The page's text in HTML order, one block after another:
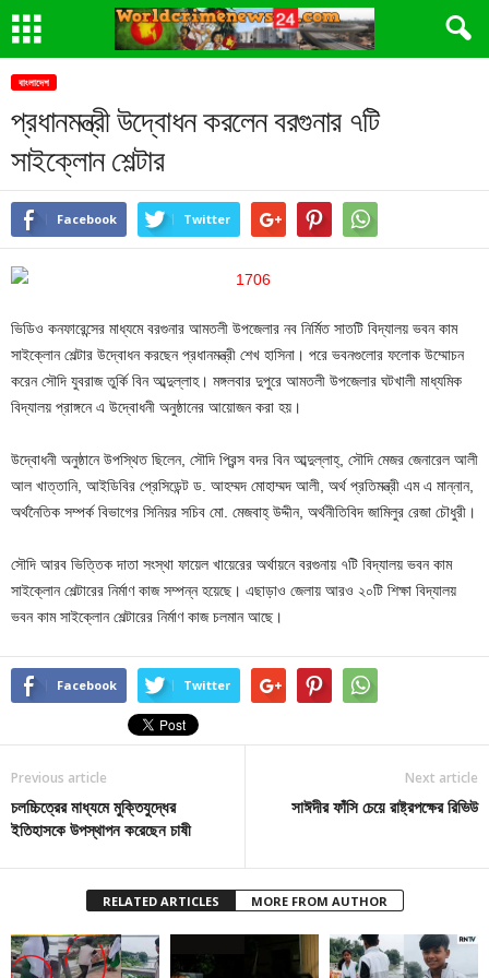
বাংলাদেশ
প্রধানমন্ত্রী উদ্বোধন করলেন বরগুনার ৭টি
সাইক্লোন শেল্টার
Facebook Twitter
ভিডিও কনফারেন্সের মাধ্যমে বরগুনার আমতলী উপজেলার নব নির্মিত সাতটি বিদ্যালয় ভবন কাম
সাইক্লোন শেল্টার উদ্বোধন করছেন প্রধানমন্ত্রী শেখ হাসিনা। পরে ভবনগুলোর ফলোক উম্মোচন
করেন সৌদি যুবরাজ তুর্কি বিন আব্দুল্লাহ। মঙ্গলবার দুপুরে আমতলী উপজেলার ঘটখালী মাধ্যমিক
বিদ্যালয় প্রাঙ্গনে এ উদ্বোধনী অনুষ্ঠানের আয়োজন করা হয়।
উদ্বোধনী অনুষ্ঠানে উপস্থিত ছিলেন, সৌদি প্রিন্স বদর বিন আব্দুল্লাহ্, সৌদি মেজর জেনারেল আলী
আল খাত্তানি, আইডিবির প্রেসিডেন্ট ড. আহম্মদ মোহাম্মদ আলী, অর্থ প্রতিমন্ত্রী এম এ মান্নান,
অর্থনৈতিক সম্পর্ক বিভাগের সিনিয়র সচিব মো. মেজবাহ্ উদ্দীন, অর্থনীতিবিদ জামিলুর রেজা চৌধুরী।
সৌদি আরব ভিত্তিক দাতা সংস্থা ফায়েল খায়েরের অর্থায়নে বরগুনায় ৭টি বিদ্যালয় ভবন কাম
সাইক্লোন শেল্টারের নির্মাণ কাজ সম্পন্ন হয়েছে। এছাড়াও জেলায় আরও ২০টি শিক্ষা বিদ্যালয়
ভবন কাম সাইক্লোন শেল্টারের নির্মাণ কাজ চলমান আছে।
Facebook Twitter
Previous article
চলচ্চিত্রের মাধ্যমে মুক্তিযুদ্ধের
ইতিহাসকে উপস্থাপন করেছেন চাষী
Next article
সাঈদীর ফাঁসি চেয়ে রাষ্ট্রপক্ষের রিভিউ
RELATED ARTICLES MORE FROM AUTHOR